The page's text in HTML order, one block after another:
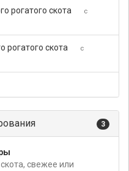
рогатого скота
с
рогатого скота
с
3
свежее или